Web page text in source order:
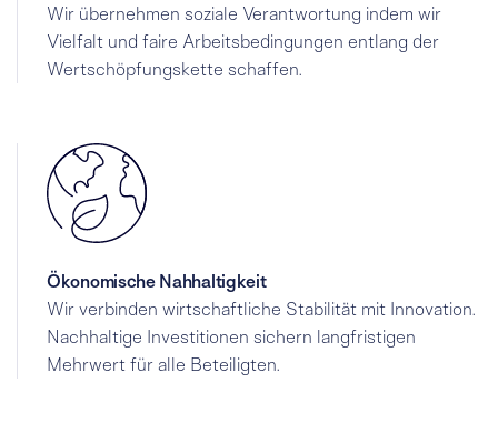
Wir übernehmen soziale Verantwortung indem wir
Vielfalt und faire Arbeitsbedingungen entlang der
Wertschöpfungskette schaffen.
Ökonomische Nahhaltigkeit
Wir verbinden wirtschaftliche Stabilität mit Innovation.
Nachhaltige Investitionen sichern langfristigen
Mehrwert für alle Beteiligten.